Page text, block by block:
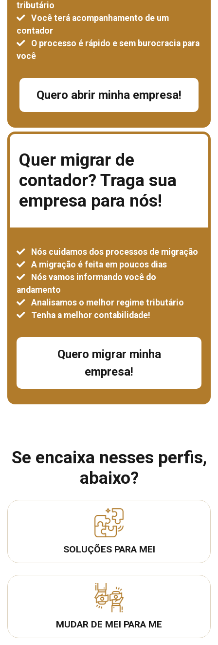
tributário
Você terá acompanhamento de um
contador
O processo é rápido e sem burocracia para
você
Quero abrir minha empresa!
Quer migrar de
contador? Traga sua
empresa para nós!
Nós cuidamos dos processos de migração
A migração é feita em poucos dias
Nós vamos informando você do
andamento
Analisamos o melhor regime tributário
Tenha a melhor contabilidade!
Quero migrar minha
empresa!
Se encaixa nesses perfis,
abaixo?
SOLUÇÕES PARA MEI
MUDAR DE MEI PARA ME